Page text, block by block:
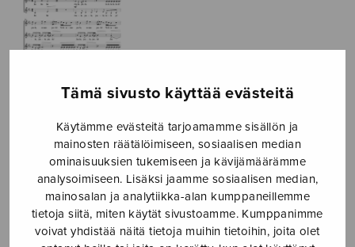
Tämä sivusto käyttää evästeitä
Käytämme evästeitä tarjoamamme sisällön ja
mainosten räätälöimiseen, sosiaalisen median
ominaisuuksien tukemiseen ja kävijämäärämme
analysoimiseen. Lisäksi jaamme sosiaalisen median,
mainosalan ja analytiikka-alan kumppaneillemme
tietoja siitä, miten käytät sivustoamme. Kumppanimme
voivat yhdistää näitä tietoja muihin tietoihin, joita olet
Sabrinan joulu,
ssaa
Ljungberg Sabrina